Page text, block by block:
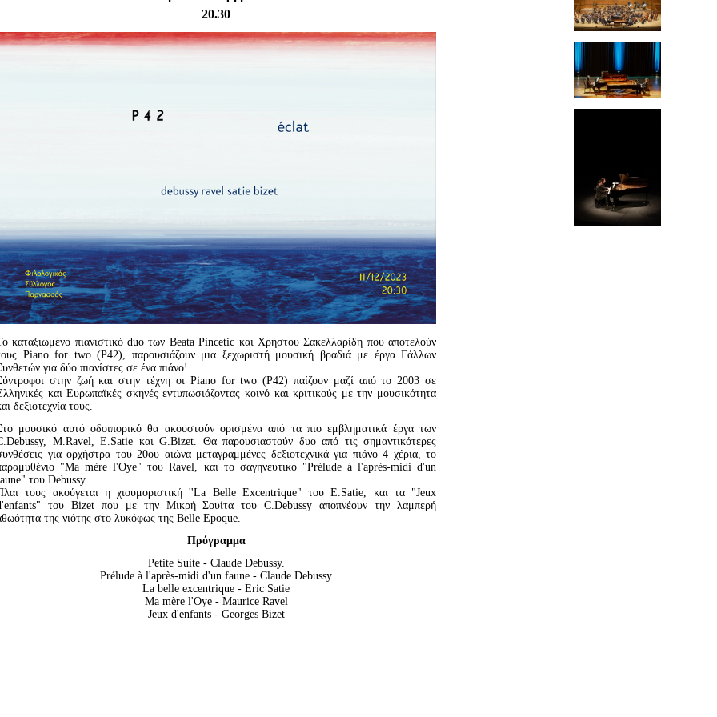
Είσοδος διαχειριστή
20.30
καταξιωμένο πιανιστικό duo των Beata Pincetic και Χρήστου Σακελλαρίδη που αποτελούν
Piano for two (P42), παρουσιάζουν μια ξεχωριστή μουσική βραδιά με έργα Γάλλων
για δύo πιανίστες σε ένα πιάνο!
στην ζωή και στην τέχνη οι Piano for two (P42) παίζουν μαζί από το 2003 σε
και Ευρωπαϊκές σκηνές εντυπωσιάζοντας κοινό και κριτικούς με την μουσικότητα
δεξιοτεχνία τους.
μουσικό αυτό οδοιπορικό θα ακουστούν ορισμένα από τα πιο εμβληματικά έργα των
M.Ravel, E.Satie και G.Bizet. Θα παρουσιαστούν δυο από τις σημαντικότερες
για ορχήστρα του 20ου αιώνα μεταγραμμένες δεξιοτεχνικά για πιάνο 4 χέρια, το
"Ma mère l'Oye" του Ravel, και το σαγηνευτικό "Prélude à l'après-midi d'un
του Debussy.
τους ακούγεται η χιουμοριστική ''La Belle Excentrique" του Ε.Satie, και τα "Jeux
του Bizet που με την Μικρή Σουίτα του C.Debussy αποπνέουν την λαμπερή
της νιότης στο λυκόφως της Belle Epoque.
Πρόγραμμα
Petite Suite - Claude Debussy.
Prélude à l'après-midi d'un faune - Claude Debussy
La belle excentrique - Eric Satie
Ma mère l'Oye - Maurice Ravel
Jeux d'enfants - Georges Bizet